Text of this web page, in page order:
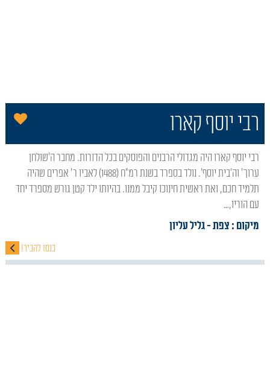
רבי יוסף קארו
רבי יוסף קארו היה מגדולי הרבנים והפוסקים בכל הדורות. מחבר ה'שולחן
ערוך' וה'בית יוסף'. נולד בספרד בשנת רמ"ח (1488) לאביו ר' אפרים שהיה
תלמיד חכם, ואת ראשית חינוכו קיבל ממנו. בהיותו ילד קטן גורש מספרד יחד
עם הוריו,…
מיקום : צפת- גליל עליון
כנסו להכיר!